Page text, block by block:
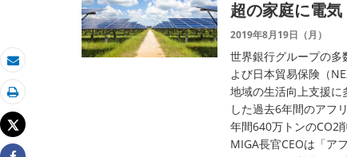
Eメール
印刷
Tweet
超の家庭に電気
2019年8月19日（月）
世界銀行グループの
よび日本貿易保険（
地域の生活向上支援
した過去6年間のアフ
年間640万トンのCO2
MIGA長官CEOは「ア